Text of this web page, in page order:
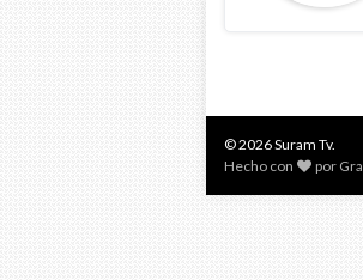
© 2026 Suram Tv.
Hecho con
por